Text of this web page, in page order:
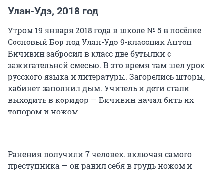
Улан-Удэ, 2018 год
Утром 19 января 2018 года в школе № 5 в посёлке
Сосновый Бор под Улан-Удэ 9-классник Антон
Бичивин забросил в класс две бутылки с
зажигательной смесью. В это время там шел урок
русского языка и литературы. Загорелись шторы,
кабинет заполнил дым. Учитель и дети стали
выходить в коридор — Бичивин начал бить их
топором и ножом.
Ранения получили 7 человек, включая самого
преступника — он ранил себя в грудь ножом и